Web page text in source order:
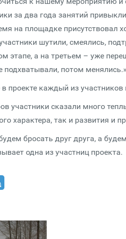
за два года занятий
на площадке
шутили, смеялись,
этапе, а на третьем – уже
подхватывали, потом
в проекте каждый из
участники сказали много
характера, так и развития и
бросать друг друга, а
одна из участниц проекта.